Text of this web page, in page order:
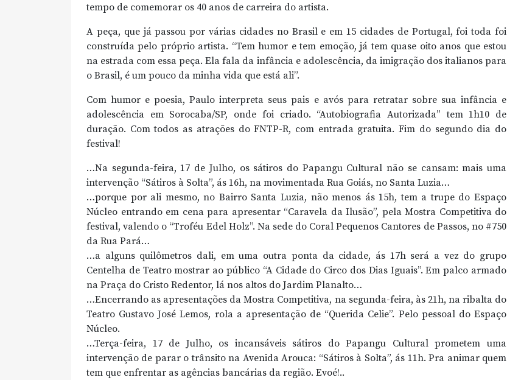
tempo de comemorar os 40 anos de carreira do artista.
A peça, que já passou por várias cidades no Brasil e em 15 cidades de Portugal, foi toda foi
construída pelo próprio artista. “Tem humor e tem emoção, já tem quase oito anos que estou
na estrada com essa peça. Ela fala da infância e adolescência, da imigração dos italianos para
o Brasil, é um pouco da minha vida que está ali”.
Com humor e poesia, Paulo interpreta seus pais e avós para retratar sobre sua infância e
adolescência em Sorocaba/SP, onde foi criado. “Autobiografia Autorizada” tem 1h10 de
duração. Com todos as atrações do FNTP-R, com entrada gratuita. Fim do segundo dia do
festival!
…Na segunda-feira, 17 de Julho, os sátiros do Papangu Cultural não se cansam: mais uma
intervenção “Sátiros à Solta”, ás 16h, na movimentada Rua Goiás, no Santa Luzia…
…porque por ali mesmo, no Bairro Santa Luzia, não menos ás 15h, tem a trupe do Espaço
Núcleo entrando em cena para apresentar “Caravela da Ilusão”, pela Mostra Competitiva do
festival, valendo o “Troféu Edel Holz”. Na sede do Coral Pequenos Cantores de Passos, no #750
da Rua Pará…
…a alguns quilômetros dali, em uma outra ponta da cidade, ás 17h será a vez do grupo
Centelha de Teatro mostrar ao público “A Cidade do Circo dos Dias Iguais”. Em palco armado
na Praça do Cristo Redentor, lá nos altos do Jardim Planalto…
…Encerrando as apresentações da Mostra Competitiva, na segunda-feira, às 21h, na ribalta do
Teatro Gustavo José Lemos, rola a apresentação de “Querida Celie”. Pelo pessoal do Espaço
Núcleo.
…Terça-feira, 17 de Julho, os incansáveis sátiros do Papangu Cultural prometem uma
intervenção de parar o trânsito na Avenida Arouca: “Sátiros à Solta”, ás 11h. Pra animar quem
tem que enfrentar as agências bancárias da região. Evoé!..